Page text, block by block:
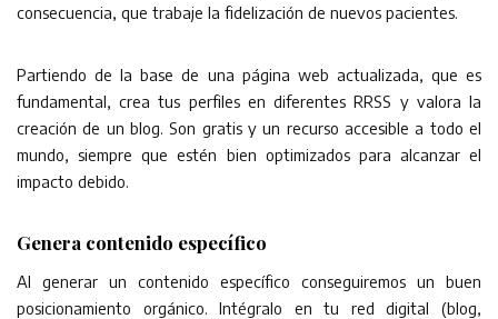
consecuencia, que trabaje la fidelización de nuevos pacientes.
Partiendo de la base de una página web actualizada, que es
fundamental, crea tus perfiles en diferentes RRSS y valora la
creación de un blog. Son gratis y un recurso accesible a todo el
mundo, siempre que estén bien optimizados para alcanzar el
impacto debido.
Genera contenido específico
Al generar un contenido específico conseguiremos un buen
posicionamiento orgánico. Intégralo en tu red digital (blog,